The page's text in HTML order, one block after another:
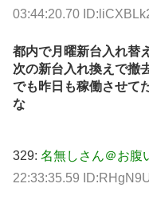
03:44:20.70
都内で月曜新台入れ替
次の新台入れ換えで撤
でも昨日も稼働させて
な
329: 名無しさん＠お腹
22:33:35.59